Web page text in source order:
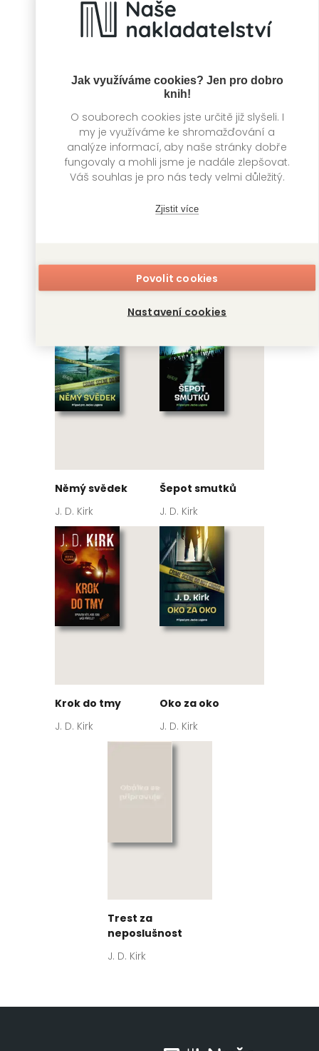
Jak využíváme cookies? Jen pro dobro
knih!
O souborech cookies jste určitě již slyšeli. I
my je využíváme ke shromažďování a
analýze informací, aby naše stránky dobře
fungovaly a mohli jsme je nadále zlepšovat.
Váš souhlas je pro nás tedy velmi důležitý.
Zjistit více
Povolit cookies
Nastavení cookies
J. D. Kirk
J. D. Kirk
Pod svícnem tma
Němý svědek
J. D. Kirk
Šepot smutků
J. D. Kirk
Krok do tmy
J. D. Kirk
Oko za oko
J. D. Kirk
Trest za
neposlušnost
J. D. Kirk